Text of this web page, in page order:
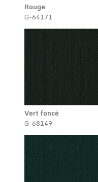
Rouge
G-64171
Vert foncé
G-68149